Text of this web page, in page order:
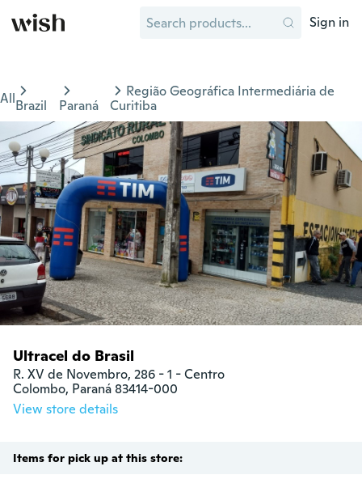
Sign in
AllBrazil Paraná
Região Geográfica Intermediária de
Curitiba
Ultracel do Brasil
R. XV de Novembro, 286 - 1 - Centro
Colombo, Paraná 83414-000
View store details
Items for pick up at this store: